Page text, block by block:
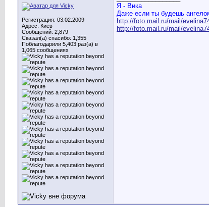
Регистрация: 03.02.2009
Адрес: Киев
Сообщений: 2,879
Сказал(а) спасибо: 1,355
Поблагодарили 5,403 раз(а) в
1,065 сообщениях
Я - Вика
Даже если ты будешь
http://foto.mail.ru/mail/
http://foto.mail.ru/mail/